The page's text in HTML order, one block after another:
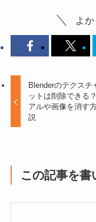
よ
Blenderのテクスチ
ットは削除できる
アルや画像を消す
説
この記事を書